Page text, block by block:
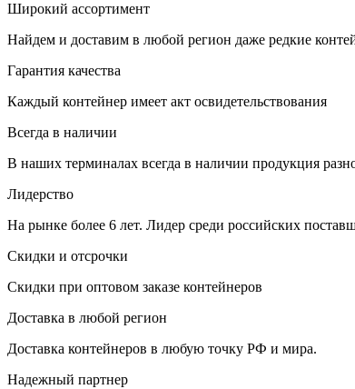
Широкий ассортимент
Найдем и доставим в любой регион даже редкие
Гарантия качества
Каждый контейнер имеет акт освидетельствования
Всегда в наличии
В наших терминалах всегда в наличии продукция
Лидерство
На рынке более 6 лет. Лидер среди российских
Скидки и отсрочки
Скидки при оптовом заказе контейнеров
Доставка в любой регион
Доставка контейнеров в любую точку РФ и мира.
Надежный партнер